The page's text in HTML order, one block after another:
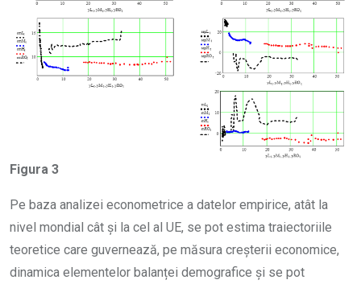
Figura 3
Pe baza analizei econometrice a datelor empirice, atât la
nivel mondial cât și la cel al UE, se pot estima traiectoriile
teoretice care guvernează, pe măsura creșterii economice,
dinamica elementelor balanței demografice și se pot